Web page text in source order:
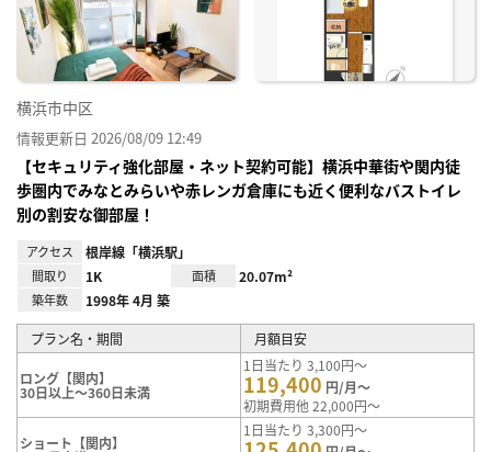
横浜市中区
情報更新日 2026/08/09 12:49
【セキュリティ強化部屋・ネット契約可能】横浜中華街や関内徒
歩圏内でみなとみらいや赤レンガ倉庫にも近く便利なバストイレ
別の割安な御部屋！
アクセス 根岸線「横浜駅」
間取り 1K 面積 20.07m²
築年数 1998年 4月 築
プラン名・期間 月額目安
ロング【関内】
30日以上～360日未満
1日当たり 3,100円～
119,400 円/月～
初期費用他 22,000円～
ショート【関内】
1日当たり 3,300円～